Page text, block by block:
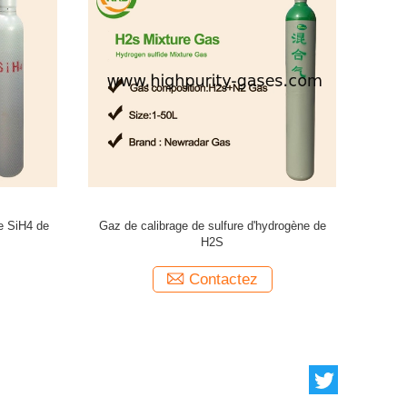
Milieu diélectrique gazeux de gaz d'industrie de
soufre de gaz électronique d'hexafluorure
Contactez